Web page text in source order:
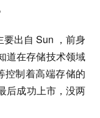
出自 Sun ，前身
道在存储技术领域
控制着高端存储的
后成功上市，没两